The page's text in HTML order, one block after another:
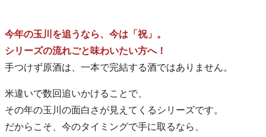
今年の玉川を追うなら、今は「祝」。
シリーズの流れごと味わいたい方へ！
手つけず原酒は、一本で完結する酒ではありません。
米違いで数回追いかけることで、
その年の玉川の面白さが見えてくるシリーズです。
だからこそ、今のタイミングで手に取るなら、